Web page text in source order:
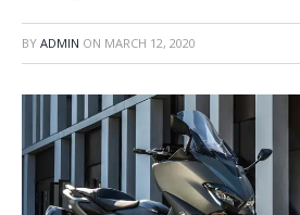
BY ADMIN ON MARCH 12, 2020